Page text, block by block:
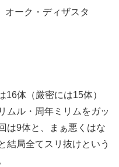
オーク・ディザスタ
体（厳密には15体）
ムル・周年ミリムをガッ
は9体と、まぁ悪くはな
結局全てスリ抜けという